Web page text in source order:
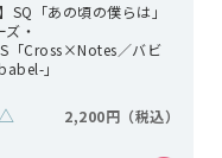
】SQ「あの頃の僕らは」
ズ・
「Cross×Notes／バビ
」
2,200円